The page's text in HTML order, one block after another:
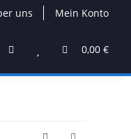
uns Mein Konto
0,00 €